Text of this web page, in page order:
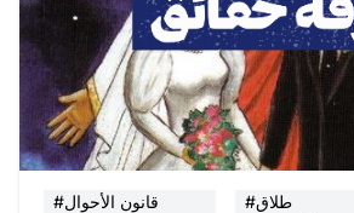
#قانون الأحوال
#طلاق